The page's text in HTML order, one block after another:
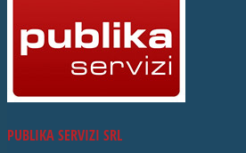
PUBLIKA SERVIZI SRL